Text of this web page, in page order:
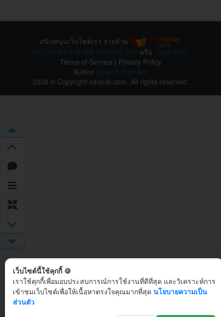
เว็บไซต์นี้ใช้คุกกี้ 🍪
เราใช้คุกกี้เพื่อมอบประสบการณ์การใช้งานที่ดีที่สุด และวิเคราะห์การ
เข้าชมเว็บไซต์เพื่อให้เนื้อหาตรงใจคุณมากที่สุด นโยบายความเป็น
ส่วนตัว
สนับสนุนเว็บไซต์เรา จ่ายด้วย
20 บาท 50 บาท 100 บาท 300 บาท หรือ ระบุจำนวน
Terms of Service | Privacy Policy
Author Ninenik Narkdee
2026 © Copyright ninenik.com. All rights reserved.